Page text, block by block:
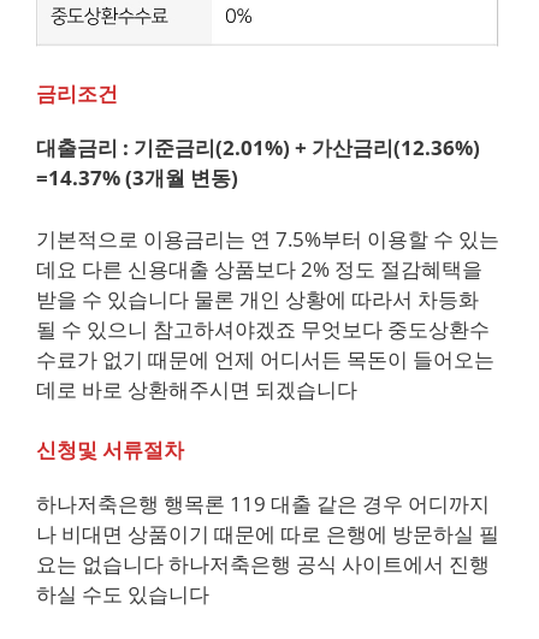
금리조건
대출금리 : 기준금리(2.01%) + 가산금리(12.36%)
=14.37% (3개월 변동)
기본적으로 이용금리는 연 7.5%부터 이용할 수 있는
데요 다른 신용대출 상품보다 2% 정도 절감혜택을
받을 수 있습니다 물론 개인 상황에 따라서 차등화
될 수 있으니 참고하셔야겠죠 무엇보다 중도상환수
수료가 없기 때문에 언제 어디서든 목돈이 들어오는
데로 바로 상환해주시면 되겠습니다
신청및 서류절차
하나저축은행 행목론 119 대출 같은 경우 어디까지
나 비대면 상품이기 때문에 따로 은행에 방문하실 필
요는 없습니다 하나저축은행 공식 사이트에서 진행
하실 수도 있습니다